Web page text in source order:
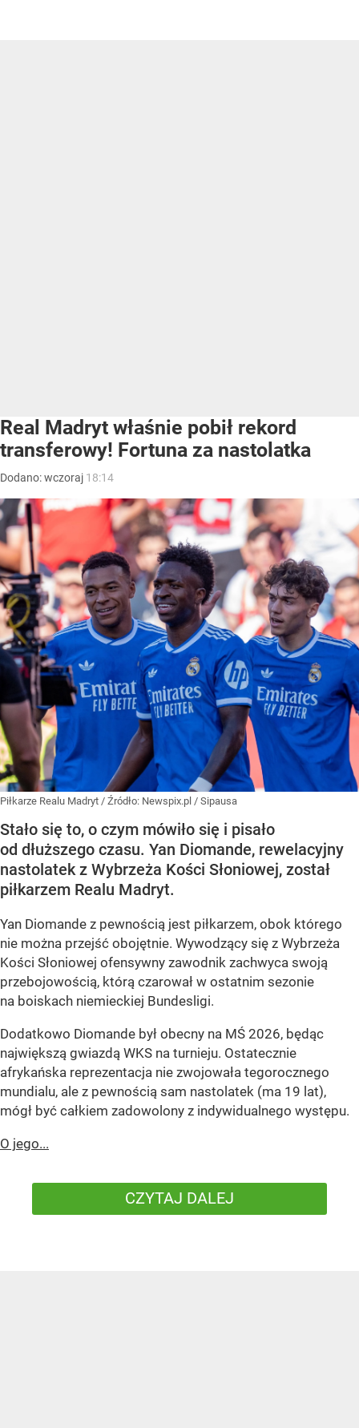
Real Madryt właśnie pobił rekord
transferowy! Fortuna za nastolatka
Dodano:wczoraj 18:14
Piłkarze Realu Madryt / Źródło: Newspix.pl / Sipausa
Stało się to, o czym mówiło się i pisało
od dłuższego czasu. Yan Diomande, rewelacyjny
nastolatek z Wybrzeża Kości Słoniowej, został
piłkarzem Realu Madryt.
Yan Diomande z pewnością jest piłkarzem, obok którego
nie można przejść obojętnie. Wywodzący się z Wybrzeża
Kości Słoniowej ofensywny zawodnik zachwyca swoją
przebojowością, którą czarował w ostatnim sezonie
na boiskach niemieckiej Bundesligi.
Dodatkowo Diomande był obecny na MŚ 2026, będąc
największą gwiazdą WKS na turnieju. Ostatecznie
afrykańska reprezentacja nie zwojowała tegorocznego
mundialu, ale z pewnością sam nastolatek (ma 19 lat),
mógł być całkiem zadowolony z indywidualnego występu.
O jego...
CZYTAJ DALEJ